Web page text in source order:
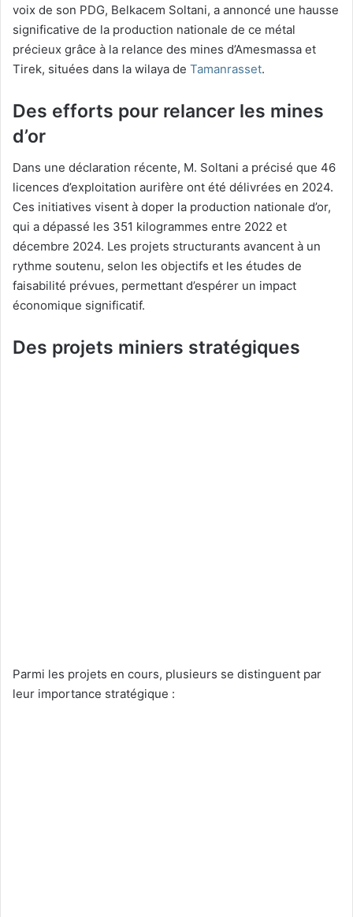
voix de son PDG, Belkacem Soltani, a annoncé une hausse
significative de la production nationale de ce métal
précieux grâce à la relance des mines d’Amesmassa et
Tirek, situées dans la wilaya de Tamanrasset.
Des efforts pour relancer les mines
d’or
Dans une déclaration récente, M. Soltani a précisé que 46
licences d’exploitation aurifère ont été délivrées en 2024.
Ces initiatives visent à doper la production nationale d’or,
qui a dépassé les 351 kilogrammes entre 2022 et
décembre 2024. Les projets structurants avancent à un
rythme soutenu, selon les objectifs et les études de
faisabilité prévues, permettant d’espérer un impact
économique significatif.
Des projets miniers stratégiques
Parmi les projets en cours, plusieurs se distinguent par
leur importance stratégique :